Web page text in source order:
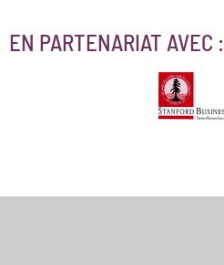
EN PARTENARIAT AVEC :